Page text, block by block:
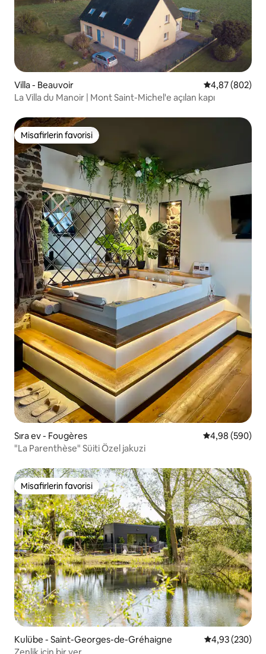
Villa - Beauvoir 5 üzerinden
4,87 (802)
La Villa du Manoir | Mont Saint-Michel'e açılan kapı
Misafirlerin favorisi
Misafirlerin favorisi
Sıra ev - Fougères 5 üzerinden
4,98 (590)
"La Parenthèse" Süiti Özel jakuzi
Misafirlerin favorisi
Misafirlerin favorisi
Kulübe - Saint-Georges-de-Gréhaigne 5 üzerinden
4,93 (230)